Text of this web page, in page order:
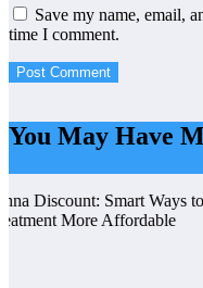
Save my name, email,
time I comment.
You May Have